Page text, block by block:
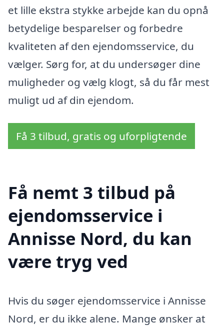
et lille ekstra stykke arbejde kan du opnå
betydelige besparelser og forbedre
kvaliteten af den ejendomsservice, du
vælger. Sørg for, at du undersøger dine
muligheder og vælg klogt, så du får mest
muligt ud af din ejendom.
Få 3 tilbud, gratis og uforpligtende
Få nemt 3 tilbud på
ejendomsservice i
Annisse Nord, du kan
være tryg ved
Hvis du søger ejendomsservice i Annisse
Nord, er du ikke alene. Mange ønsker at